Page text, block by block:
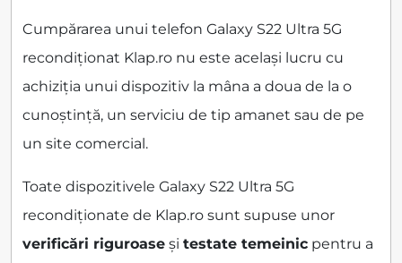
Cumpărarea unui telefon Galaxy S22 Ultra 5G
recondiționat Klap.ro nu este același lucru cu
achiziția unui dispozitiv la mâna a doua de la o
cunoștință, un serviciu de tip amanet sau de pe
un site comercial.
Toate dispozitivele Galaxy S22 Ultra 5G
recondiționate de Klap.ro sunt supuse unor
verificări riguroase și testate temeinic pentru a